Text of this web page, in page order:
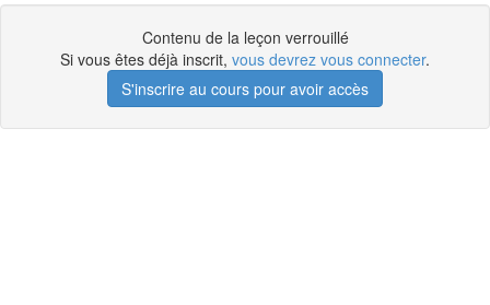
Contenu de la leçon verrouillé
Si vous êtes déjà inscrit, vous devrez vous connecter.
S'inscrire au cours pour avoir accès